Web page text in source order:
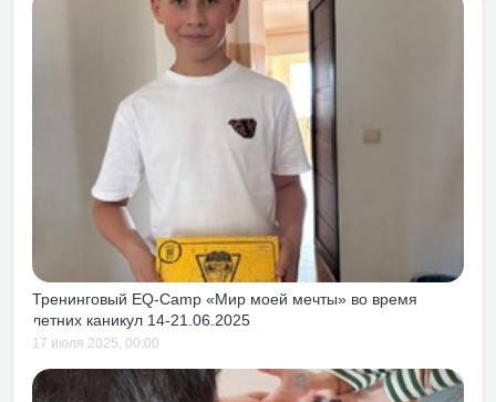
Тренинговый EQ-Camp «Мир моей мечты» во время
летних каникул 14-21.06.2025
17 июля 2025, 00:00